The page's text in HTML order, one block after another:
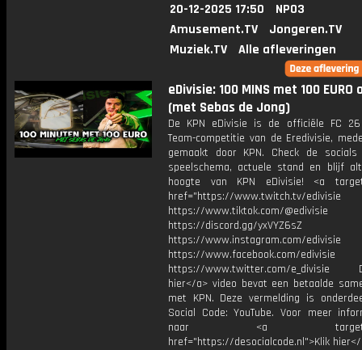
20-12-2025 17:50
NPO3
Amusement.TV
Jongeren.TV
Muziek.TV
Alle afleveringen
eDivisie: 100 MINS met 100 EURO
(met Sebas de Jong)
De KPN eDivisie is de officiële FC
Team-competitie van de Eredivisie,
gemaakt door KPN. Check de
speelschema, actuele stand en blijf
hoogte van KPN eDivisie! <a
href="https://www.twitch.tv/edivisie
https://www.tiktok.com/@edivisie
https://discord.gg/yxVYZ6sZ
https://www.instagram.com/edivisie
https://www.facebook.com/edivisie
https://www.twitter.com/e_divisie
hier</a> video bevat een betaalde
met KPN. Deze vermelding is
Social Code: YouTube. Voor meer
naar <a
href="https://desocialcode.nl">Klik